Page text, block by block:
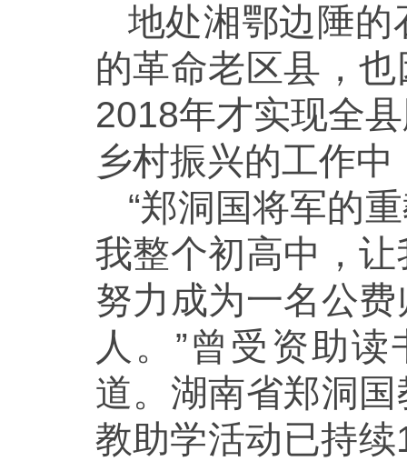
地处湘鄂边陲
的革命老区县，
2018年才实现全
乡村振兴的工作
“郑洞国将军的
我整个初高中，
努力成为一名公
人。”曾受资助
道。湖南省郑洞
教助学活动已持